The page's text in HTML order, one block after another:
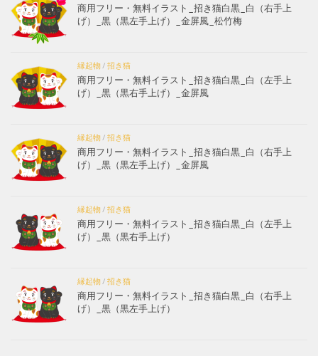
商用フリー・無料イラスト_招き猫白黒_白（右手上
げ）_黒（黒左手上げ）_金屏風_松竹梅
縁起物 / 招き猫
商用フリー・無料イラスト_招き猫白黒_白（左手上
げ）_黒（黒右手上げ）_金屏風
縁起物 / 招き猫
商用フリー・無料イラスト_招き猫白黒_白（右手上
げ）_黒（黒左手上げ）_金屏風
縁起物 / 招き猫
商用フリー・無料イラスト_招き猫白黒_白（左手上
げ）_黒（黒右手上げ）
縁起物 / 招き猫
商用フリー・無料イラスト_招き猫白黒_白（右手上
げ）_黒（黒左手上げ）